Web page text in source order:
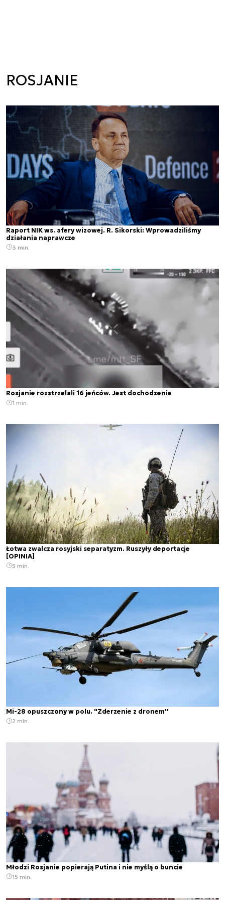
ROSJANIE
Raport NIK ws. afery wizowej. R. Sikorski: Wprowadziliśmy
działania naprawcze
3 min.
Rosjanie rozstrzelali 16 jeńców. Jest dochodzenie
1 min.
Łotwa zwalcza rosyjski separatyzm. Ruszyły deportacje
[OPINIA]
5 min.
Mi-28 opuszczony w polu. "Zderzenie z dronem"
2 min.
Młodzi Rosjanie popierają Putina i nie myślą o buncie
15 min.